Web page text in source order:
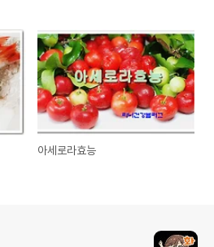
아세로라효능